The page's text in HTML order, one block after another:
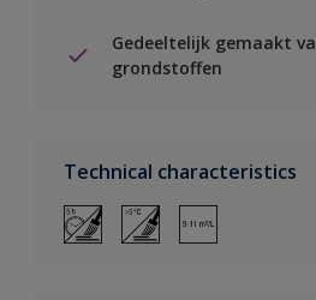
Gedeeltelijk gemaakt
grondstoffen
Technical characteristics